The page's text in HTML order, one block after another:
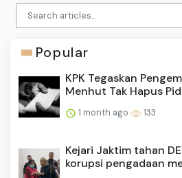
Popular
KPK Tegaskan
Menhut Tak Hapus
1 month ago 133
Kejari Jaktim tahan
korupsi pengadaan